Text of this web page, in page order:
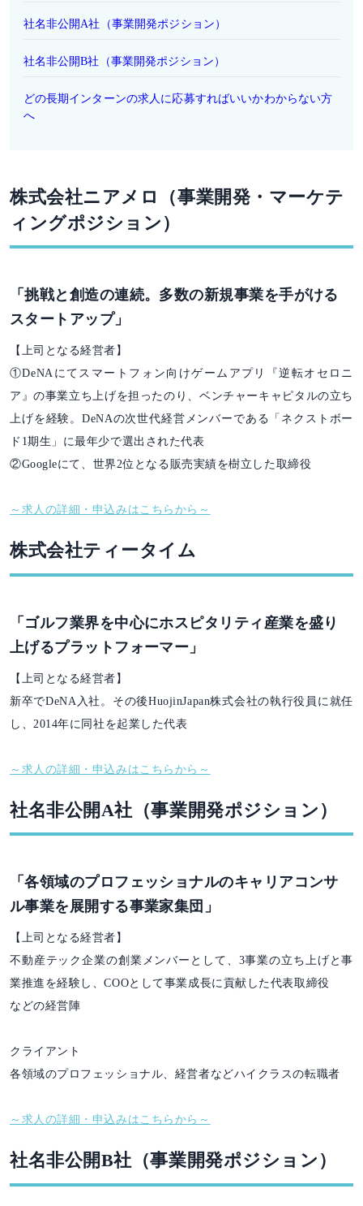
社名非公開A社（事業開発ポジション）
社名非公開B社（事業開発ポジション）
どの長期インターンの求人に応募すればいいかわからない方
へ
株式会社ニアメロ（事業開発・マーケテ
ィングポジション）
「挑戦と創造の連続。多数の新規事業を手がける
スタートアップ」
【上司となる経営者】
①DeNAにてスマートフォン向けゲームアプリ『逆転オセロニ
ア』の事業立ち上げを担ったのり、ベンチャーキャピタルの立ち
上げを経験。DeNAの次世代経営メンバーである「ネクストボー
ド1期生」に最年少で選出された代表
②Googleにて、世界2位となる販売実績を樹立した取締役
～求人の詳細・申込みはこちらから～
株式会社ティータイム
「ゴルフ業界を中心にホスピタリティ産業を盛り
上げるプラットフォーマー」
【上司となる経営者】
新卒でDeNA入社。その後HuojinJapan株式会社の執行役員に就任
し、2014年に同社を起業した代表
～求人の詳細・申込みはこちらから～
社名非公開A社（事業開発ポジション）
「各領域のプロフェッショナルのキャリアコンサ
ル事業を展開する事業家集団」
【上司となる経営者】
不動産テック企業の創業メンバーとして、3事業の立ち上げと事
業推進を経験し、COOとして事業成長に貢献した代表取締役
などの経営陣
クライアント
各領域のプロフェッショナル、経営者などハイクラスの転職者
～求人の詳細・申込みはこちらから～
社名非公開B社（事業開発ポジション）